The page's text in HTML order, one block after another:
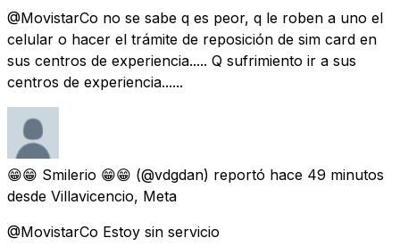
@MovistarCo no se sabe q es peor, q le roben a uno el
celular o hacer el trámite de reposición de sim card en
sus centros de experiencia..... Q sufrimiento ir a sus
centros de experiencia......
😁😁 Smilerio 😁😁 (@vdgdan) reportó hace 49 minutos
desde Villavicencio, Meta
@MovistarCo Estoy sin servicio